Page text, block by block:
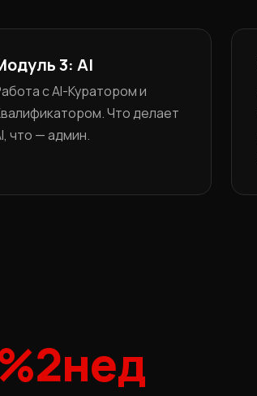
3: AI
с AI-Куратором и
Что делает
что — админ.
2нед